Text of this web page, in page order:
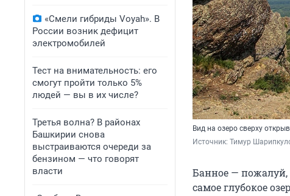
«Смели гибриды Voyah». В
России возник дефицит
электромобилей
Тест на внимательность: его
смогут пройти только 5%
людей — вы в их числе?
Третья волна? В районах
Башкирии снова
выстраиваются очереди за
бензином — что говорят
власти
Вид на озеро сверху
Источник: Тимур
Банное —
самое глубокое